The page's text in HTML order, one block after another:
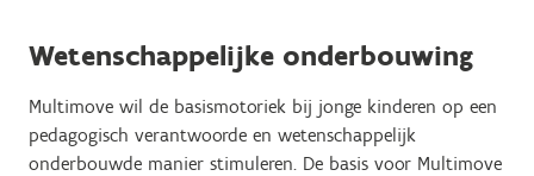
Wetenschappelijke onderbouwing
Multimove wil de basismotoriek bij jonge kinderen op een
pedagogisch verantwoorde en wetenschappelijk
onderbouwde manier stimuleren. De basis voor Multimove